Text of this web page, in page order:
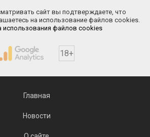
сайт вы подтверждаете, что
на использование файлов cookies.
использования файлов cookies
18+
Главная
Новости